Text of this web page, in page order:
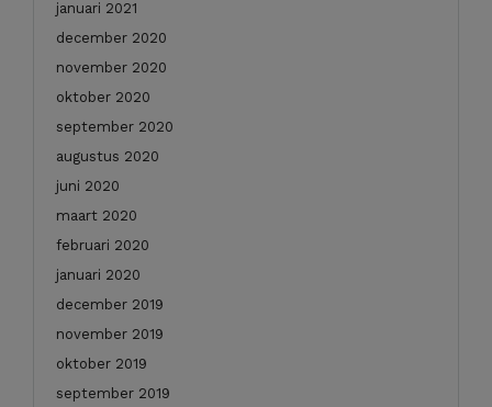
januari 2021
december 2020
november 2020
oktober 2020
september 2020
augustus 2020
juni 2020
maart 2020
februari 2020
januari 2020
december 2019
november 2019
oktober 2019
september 2019